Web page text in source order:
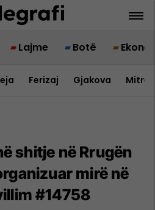
Lajme Botë
Ferizaj Gjakova
shitje në Rrugën
mirë në
#14758